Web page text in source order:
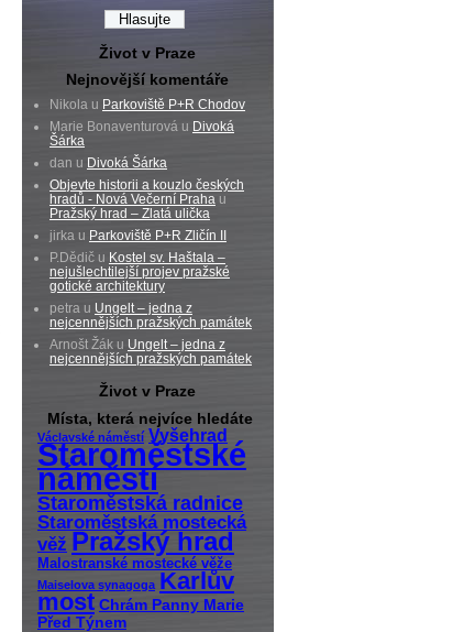
Život v Praze
Nejnovější komentáře
Nikola u Parkoviště P+R Chodov
Marie Bonaventurová u Divoká
Šárka
dan u Divoká Šárka
Objevte historii a kouzlo českých
hradů - Nová Večerní Praha u
Pražský hrad – Zlatá ulička
jirka u Parkoviště P+R Zličín II
P.Dědič u Kostel sv. Haštala –
nejušlechtilejší projev pražské
gotické architektury
petra u Ungelt – jedna z
nejcennějších pražských památek
Arnošt Žák u Ungelt – jedna z
nejcennějších pražských památek
Život v Praze
Místa, která nejvíce hledáte
Václavské náměstí Vyšehrad
Staroměstské
náměstí
Staroměstská radnice
Staroměstská mostecká
věž Pražský hrad
Malostranské mostecké věže
Maiselova synagoga Karlův
most Chrám Panny Marie
Před Týnem